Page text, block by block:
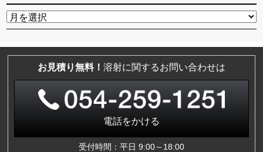
お見積り無料！ 溶射に関するお問い合わせは
電話をかける
受付時間：平日 9:00～18:00